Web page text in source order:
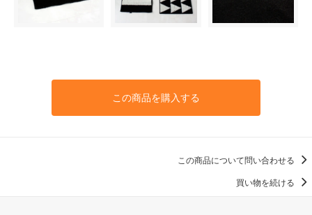
この商品を購入する
この商品について問い合わせる
買い物を続ける